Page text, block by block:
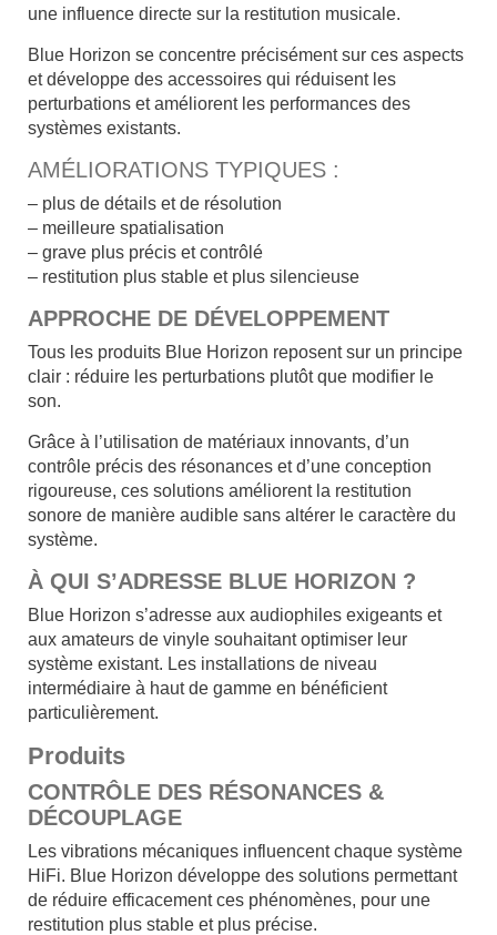
une influence directe sur la restitution musicale.
Blue Horizon se concentre précisément sur ces aspects
et développe des accessoires qui réduisent les
perturbations et améliorent les performances des
systèmes existants.
AMÉLIORATIONS TYPIQUES :
– plus de détails et de résolution
– meilleure spatialisation
– grave plus précis et contrôlé
– restitution plus stable et plus silencieuse
APPROCHE DE DÉVELOPPEMENT
Tous les produits Blue Horizon reposent sur un principe
clair : réduire les perturbations plutôt que modifier le
son.
Grâce à l’utilisation de matériaux innovants, d’un
contrôle précis des résonances et d’une conception
rigoureuse, ces solutions améliorent la restitution
sonore de manière audible sans altérer le caractère du
système.
À QUI S’ADRESSE BLUE HORIZON ?
Blue Horizon s’adresse aux audiophiles exigeants et
aux amateurs de vinyle souhaitant optimiser leur
système existant. Les installations de niveau
intermédiaire à haut de gamme en bénéficient
particulièrement.
Produits
CONTRÔLE DES RÉSONANCES &
DÉCOUPLAGE
Les vibrations mécaniques influencent chaque système
HiFi. Blue Horizon développe des solutions permettant
de réduire efficacement ces phénomènes, pour une
restitution plus stable et plus précise.